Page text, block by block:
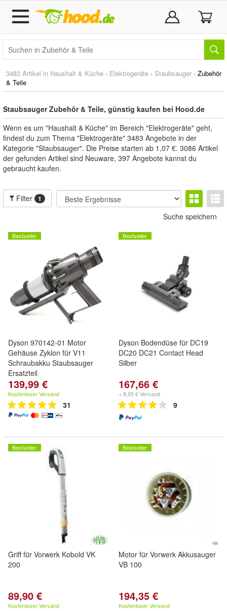
3483 Artikel in Haushalt & Küche › Elektrogeräte › Staubsauger › Zubehör
& Teile
Staubsauger Zubehör & Teile, günstig kaufen bei Hood.de
Wenn es um "Haushalt & Küche" im Bereich "Elektrogeräte" geht,
findest du zum Thema "Elektrogeräte" 3483 Angebote in der
Kategorie "Staubsauger". Die Preise starten ab 1,07 €. 3086 Artikel
der gefunden Artikel sind Neuware, 397 Angebote kannst du
gebraucht kaufen.
Filter 1
Suche speichern
Bestseller
Dyson 970142-01 Motor
Gehäuse Zyklon für V11
Schraubakku Staubsauger
Ersatzteil
139,99 €
Kostenloser Versand
31
Bestseller
Dyson Bodendüse für DC19
DC20 DC21 Contact Head
Silber
167,66 €
+ 8,95 € Versand
9
Bestseller
Griff für Vorwerk Kobold VK
200
89,90 €
Kostenloser Versand
Bestseller
Motor für Vorwerk Akkusauger
VB 100
194,35 €
Kostenloser Versand